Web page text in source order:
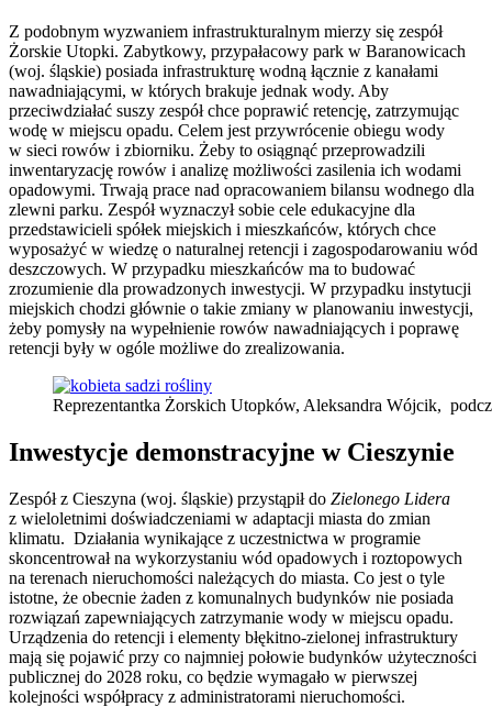
Z podobnym wyzwaniem infrastrukturalnym mierzy się zespół
Żorskie Utopki. Zabytkowy, przypałacowy park w Baranowicach
(woj. śląskie) posiada infrastrukturę wodną łącznie z kanałami
nawadniającymi, w których brakuje jednak wody. Aby
przeciwdziałać suszy zespół chce poprawić retencję, zatrzymując
wodę w miejscu opadu. Celem jest przywrócenie obiegu wody
w sieci rowów i zbiorniku. Żeby to osiągnąć przeprowadzili
inwentaryzację rowów i analizę możliwości zasilenia ich wodami
opadowymi. Trwają prace nad opracowaniem bilansu wodnego dla
zlewni parku. Zespół wyznaczył sobie cele edukacyjne dla
przedstawicieli spółek miejskich i mieszkańców, których chce
wyposażyć w wiedzę o naturalnej retencji i zagospodarowaniu wód
deszczowych. W przypadku mieszkańców ma to budować
zrozumienie dla prowadzonych inwestycji. W przypadku instytucji
miejskich chodzi głównie o takie zmiany w planowaniu inwestycji,
żeby pomysły na wypełnienie rowów nawadniających i poprawę
retencji były w ogóle możliwe do zrealizowania.
Reprezentantka Żorskich Utopków, Aleksandra Wójcik,
Inwestycje demonstracyjne w Cieszynie
Zespół z Cieszyna (woj. śląskie) przystąpił do Zielonego Lidera
z wieloletnimi doświadczeniami w adaptacji miasta do zmian
klimatu. Działania wynikające z uczestnictwa w programie
skoncentrował na wykorzystaniu wód opadowych i roztopowych
na terenach nieruchomości należących do miasta. Co jest o tyle
istotne, że obecnie żaden z komunalnych budynków nie posiada
rozwiązań zapewniających zatrzymanie wody w miejscu opadu.
Urządzenia do retencji i elementy błękitno-zielonej infrastruktury
mają się pojawić przy co najmniej połowie budynków użyteczności
publicznej do 2028 roku, co będzie wymagało w pierwszej
kolejności współpracy z administratorami nieruchomości.